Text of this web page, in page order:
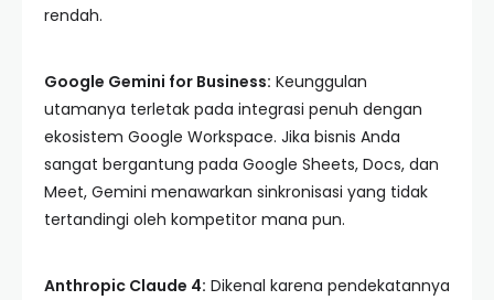
rendah.
Google Gemini for Business: Keunggulan
utamanya terletak pada integrasi penuh dengan
ekosistem Google Workspace. Jika bisnis Anda
sangat bergantung pada Google Sheets, Docs, dan
Meet, Gemini menawarkan sinkronisasi yang tidak
tertandingi oleh kompetitor mana pun.
Anthropic Claude 4: Dikenal karena pendekatannya